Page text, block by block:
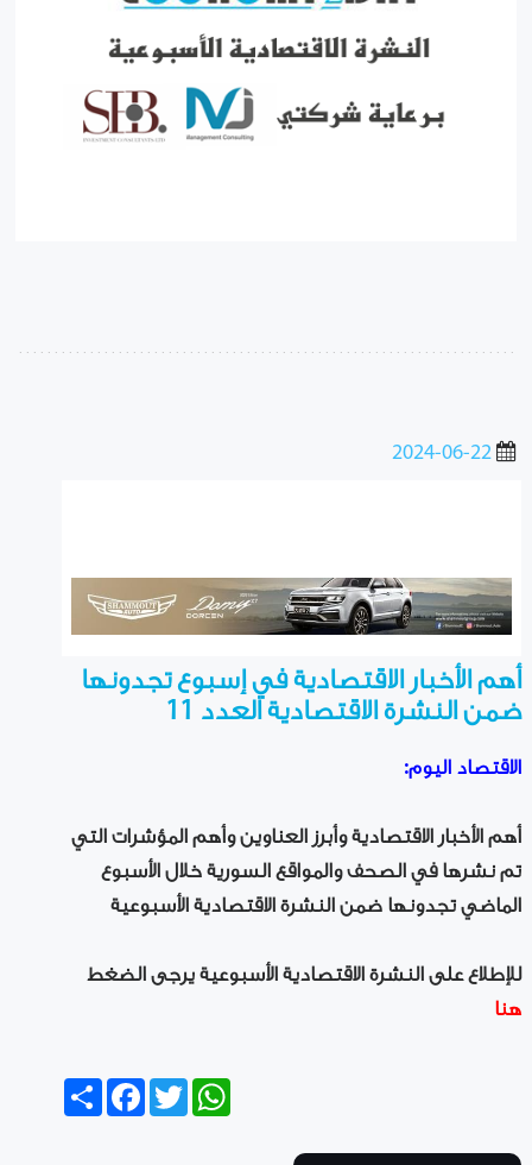
2024-06-22
أهم الأخبار الاقتصادية في إسبوع تجدونها
ضمن النشرة الاقتصادية العدد 11
الاقتصاد اليوم:
أهم الأخبار الاقتصادية وأبرز العناوين وأهم المؤشرات التي
تم نشرها في الصحف والمواقع السورية خلال الأسبوع
الماضي تجدونها ضمن النشرة الاقتصادية الأسبوعية
للإطلاع على النشرة الاقتصادية الأسبوعية يرجى الضغط
هنا
Share
FacebookTwitter
WhatsApp